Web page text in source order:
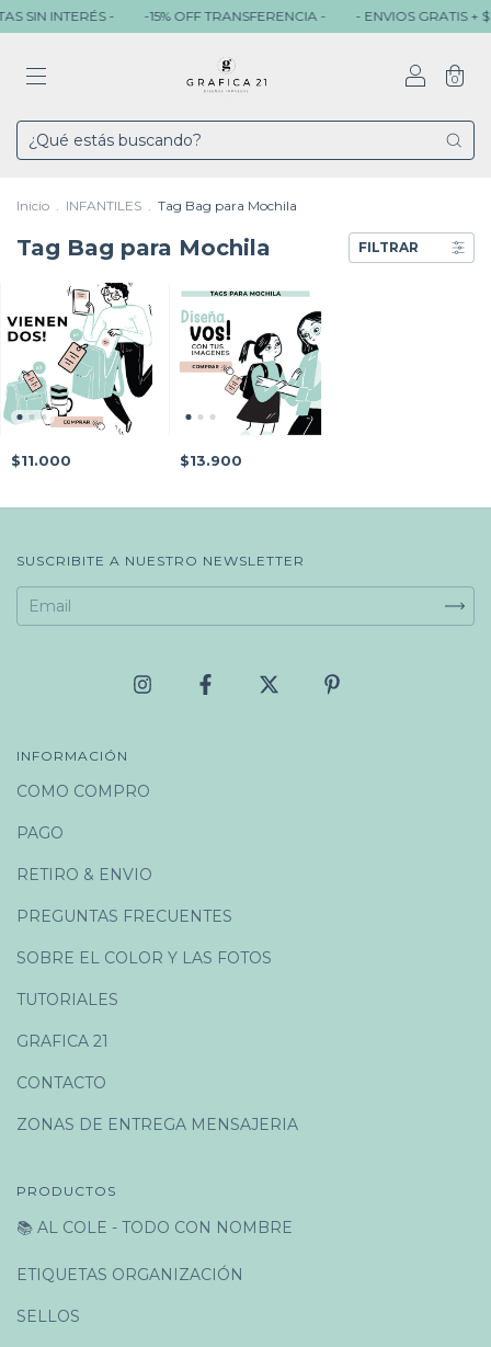
SIN INTERÉS - -15% OFF TRANSFERENCIA - - ENVIOS GRATIS +
0
Inicio . INFANTILES . Tag Bag para Mochila
Tag Bag para Mochila FILTRAR
$11.000 $13.900
SUSCRIBITE A NUESTRO NEWSLETTER
INFORMACIÓN
COMO COMPRO
PAGO
RETIRO & ENVIO
PREGUNTAS FRECUENTES
SOBRE EL COLOR Y LAS FOTOS
TUTORIALES
GRAFICA 21
CONTACTO
ZONAS DE ENTREGA MENSAJERIA
PRODUCTOS
📚 AL COLE - TODO CON NOMBRE
ETIQUETAS ORGANIZACIÓN
SELLOS